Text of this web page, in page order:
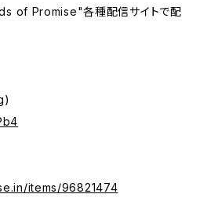
of Promise"各種配信サイトで配
items/96821474